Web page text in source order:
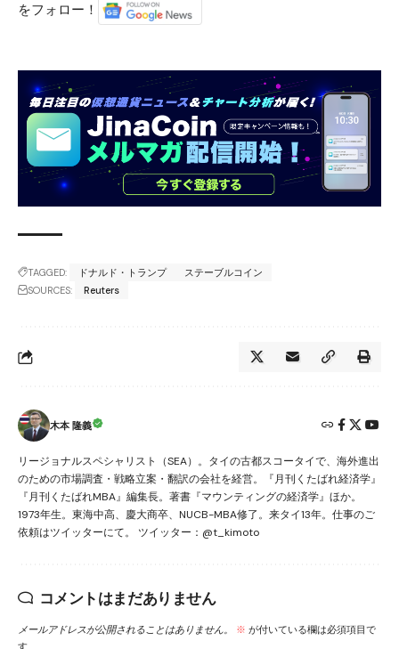
をフォロー！
TAGGED: ドナルド・トランプ
ステーブルコイン
SOURCES:
Reuters
木本 隆義
リージョナルスペシャリスト（SEA）。タイの古都スコータイで、海外進出
のための市場調査・戦略立案・翻訳の会社を経営。『月刊くたばれ経済学』
『月刊くたばれMBA』編集長。著書『マウンティングの経済学』ほか。
1973年生。東海中高、慶大商卒、NUCB-MBA修了。来タイ13年。仕事のご
依頼はツイッターにて。 ツイッター：@t_kimoto
コメントはまだありません
メールアドレスが公開されることはありません。 ※ が付いている欄は必須項目で